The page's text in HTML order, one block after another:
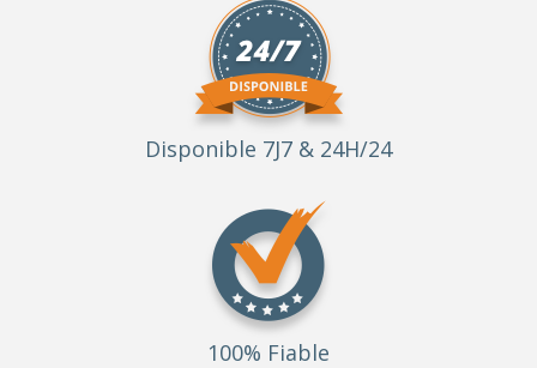
Disponible 7J7 & 24H/24
100% Fiable